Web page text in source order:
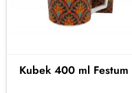
Kubek 400 ml Festum